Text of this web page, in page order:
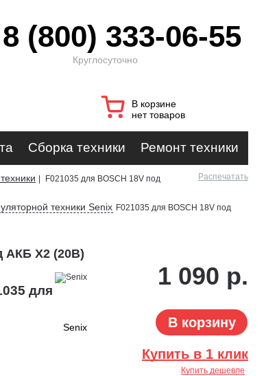
8 (800) 333-06-55
Круглосуточно
В корзине
нет товаров
Сборка техники Ремонт техники
F021035 для BOSCH 18V под
Распечатать
техники Senix F021035 для BOSCH 18V под
АКБ X2 (20В)
для
Senix
1 090 р.
В корзину
Купить в 1 клик
Купить дешевле